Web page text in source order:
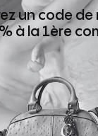
un code
à la 1ère